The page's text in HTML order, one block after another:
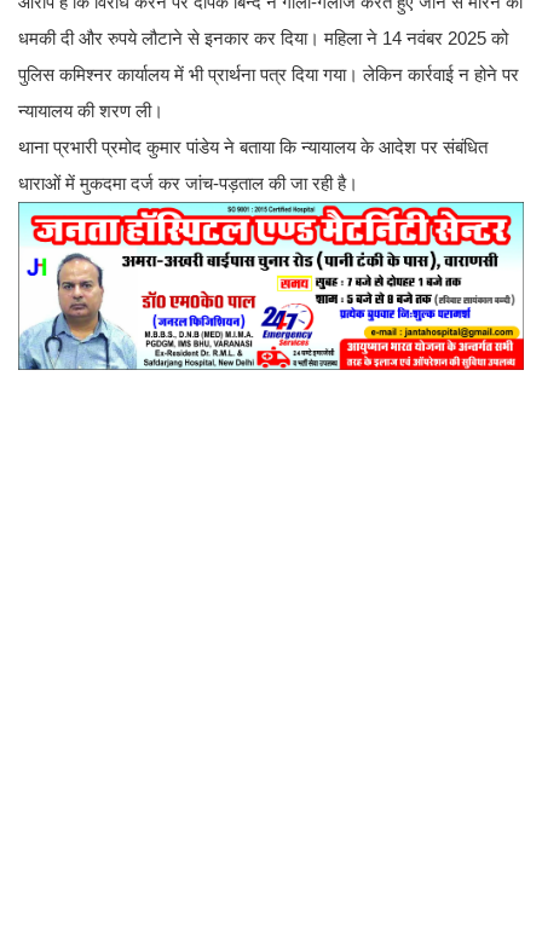
धमकी दी और रुपये लौटाने से इनकार कर दिया। महिला ने 14 नवंबर 2025 को
पुलिस कमिश्नर कार्यालय में भी प्रार्थना पत्र दिया गया। लेकिन कार्रवाई न होने पर
न्यायालय की शरण ली।
थाना प्रभारी प्रमोद कुमार पांडेय ने बताया कि न्यायालय के आदेश पर संबंधित
धाराओं में मुकदमा दर्ज कर जांच-पड़ताल की जा रही है।